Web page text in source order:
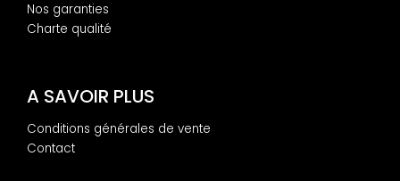
Nos garanties
Charte qualité
A SAVOIR PLUS
Conditions générales de vente
Contact